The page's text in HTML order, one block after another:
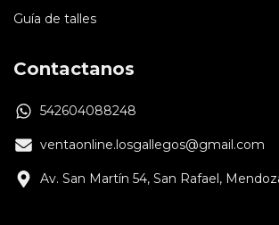
Guía de talles
Contactanos
542604088248
ventaonline.losgallegos@gmail.com
Av. San Martín 54, San Rafael,